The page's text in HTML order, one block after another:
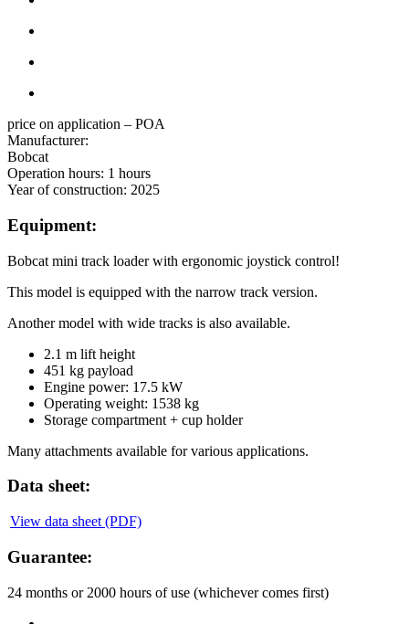
price on application – POA
Manufacturer:
Bobcat
Operation hours: 1 hours
Year of construction: 2025
Equipment:
Bobcat mini track loader with ergonomic joystick control!
This model is equipped with the narrow track version.
Another model with wide tracks is also available.
2.1 m lift height
451 kg payload
Engine power: 17.5 kW
Operating weight: 1538 kg
Storage compartment + cup holder
Many attachments available for various applications.
Data sheet:
View data sheet (PDF)
Guarantee:
24 months or 2000 hours of use (whichever comes first)